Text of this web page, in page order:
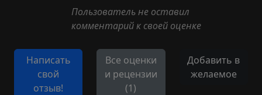
Пользователь не оставил
комментарий к своей оценке
Написать
свой
отзыв!
Все оценки
и рецензии
(1)
Добавить в
желаемое